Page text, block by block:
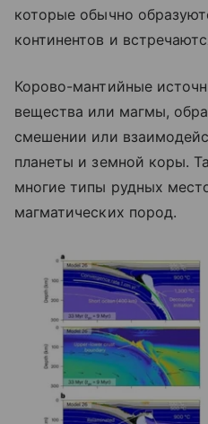
которые обычно
континентов и
Корово-мантийные
вещества или магмы,
смешении или
планеты и земной коры.
многие типы рудных
магматических пород.